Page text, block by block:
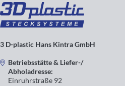
3 D-plastic Hans Kintra GmbH
Betriebsstätte & Liefer-/
Abholadresse:
Einruhrstraße 92